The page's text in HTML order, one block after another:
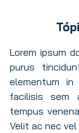
Lorem ipsum
purus
elementum
facilisis sem
tempus
Velit ac nec